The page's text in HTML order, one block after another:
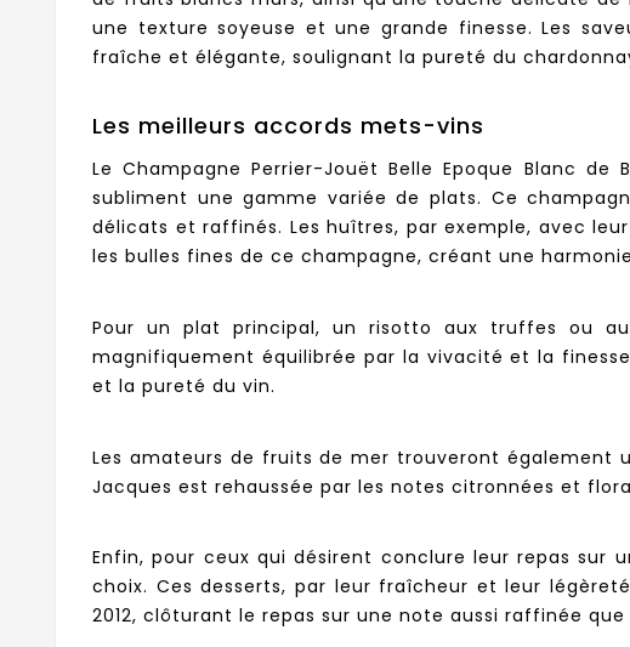
une texture soyeuse et une grande finesse. Les
fraîche et élégante, soulignant la pureté du
Les meilleurs accords mets-vins
Le Champagne Perrier-Jouët Belle Epoque Blanc
subliment une gamme variée de plats. Ce
délicats et raffinés. Les huîtres, par exemple, avec
les bulles fines de ce champagne, créant une
Pour un plat principal, un risotto aux truffes ou
magnifiquement équilibrée par la vivacité et la
et la pureté du vin.
Les amateurs de fruits de mer trouveront également
Jacques est rehaussée par les notes citronnées et
Enfin, pour ceux qui désirent conclure leur repas
choix. Ces desserts, par leur fraîcheur et leur
2012, clôturant le repas sur une note aussi raffinée